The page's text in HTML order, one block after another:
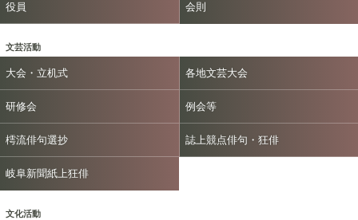
役員 会則
文芸活動
大会・立机式 各地文芸大会
研修会 例会等
樗流俳句選抄 誌上競点俳句・狂俳
岐阜新聞紙上狂俳
文化活動